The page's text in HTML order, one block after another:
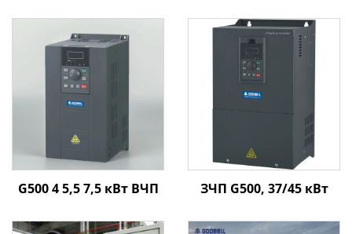
G500 4 5,5 7,5 кВт ВЧП ЗЧП G500, 37/45 кВт